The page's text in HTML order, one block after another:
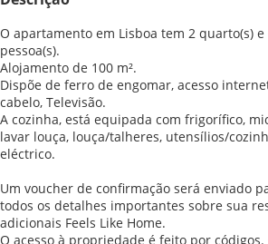
O apartamento em Lisboa tem 2 quarto(s)
pessoa(s).
Alojamento de 100 m².
Dispõe de ferro de engomar, acesso
cabelo, Televisão.
A cozinha, está equipada com frigorífico,
lavar louça, louça/talheres, utensílios/
eléctrico.
Um voucher de confirmação será enviado
todos os detalhes importantes sobre sua
adicionais Feels Like Home.
O acesso à propriedade é feito por